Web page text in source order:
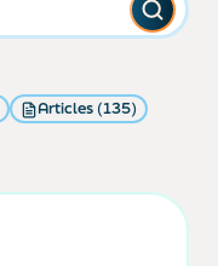
Articles (135)